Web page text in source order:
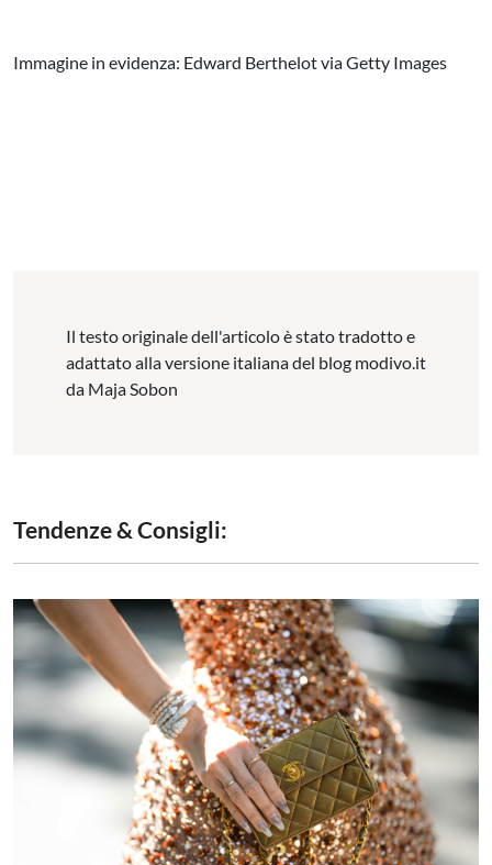
Immagine in evidenza: Edward Berthelot via Getty Images
Il testo originale dell'articolo è stato tradotto e
adattato alla versione italiana del blog modivo.it
da Maja Sobon
Tendenze & Consigli: